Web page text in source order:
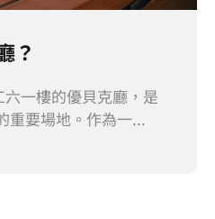
？
一樓的優貝克廳，是
重要場地。作為一...